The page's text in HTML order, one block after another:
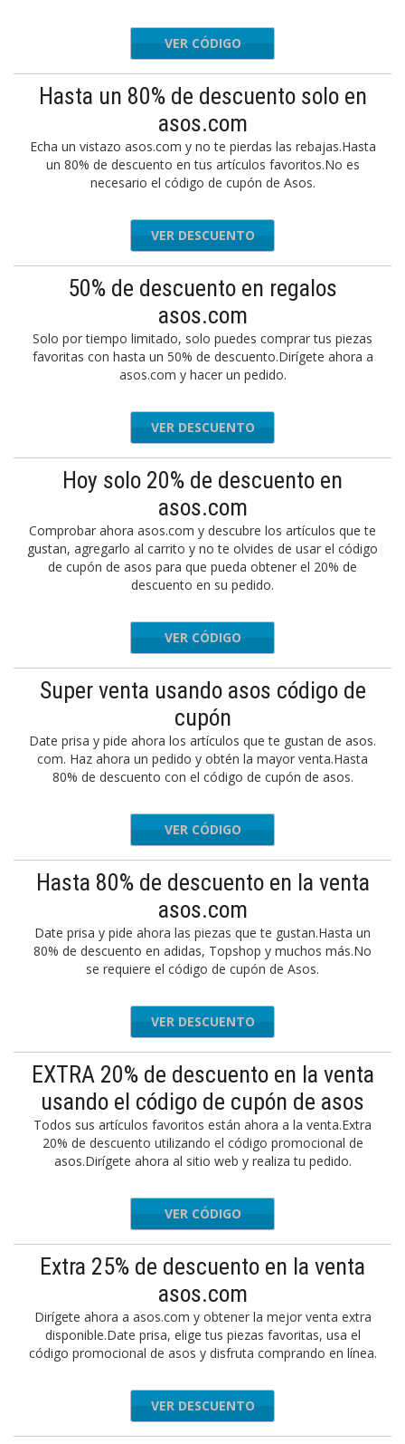
YESPLS
VER CÓDIGO
Hasta un 80% de descuento solo en
asos.com
Echa un vistazo asos.com y no te pierdas las rebajas.Hasta
un 80% de descuento en tus artículos favoritos.No es
necesario el código de cupón de Asos.
VER DESCUENTO
50% de descuento en regalos
asos.com
Solo por tiempo limitado, solo puedes comprar tus piezas
favoritas con hasta un 50% de descuento.Dirígete ahora a
asos.com y hacer un pedido.
VER DESCUENTO
Hoy solo 20% de descuento en
asos.com
Comprobar ahora asos.com y descubre los artículos que te
gustan, agregarlo al carrito y no te olvides de usar el código
de cupón de asos para que pueda obtener el 20% de
descuento en su pedido.
SWEET20
VER CÓDIGO
Super venta usando asos código de
cupón
Date prisa y pide ahora los artículos que te gustan de asos.
com. Haz ahora un pedido y obtén la mayor venta.Hasta
80% de descuento con el código de cupón de asos.
PPYHAUL
VER CÓDIGO
Hasta 80% de descuento en la venta
asos.com
Date prisa y pide ahora las piezas que te gustan.Hasta un
80% de descuento en adidas, Topshop y muchos más.No
se requiere el código de cupón de Asos.
VER DESCUENTO
EXTRA 20% de descuento en la venta
usando el código de cupón de asos
Todos sus artículos favoritos están ahora a la venta.Extra
20% de descuento utilizando el código promocional de
asos.Dirígete ahora al sitio web y realiza tu pedido.
RIYAY21
VER CÓDIGO
Extra 25% de descuento en la venta
asos.com
Dirígete ahora a asos.com y obtener la mejor venta extra
disponible.Date prisa, elige tus piezas favoritas, usa el
código promocional de asos y disfruta comprando en línea.
VER DESCUENTO